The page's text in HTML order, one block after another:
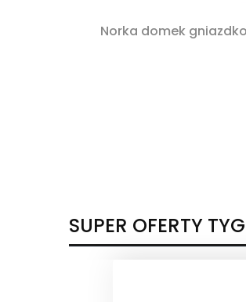
Norka domek
SUPER OFERTY